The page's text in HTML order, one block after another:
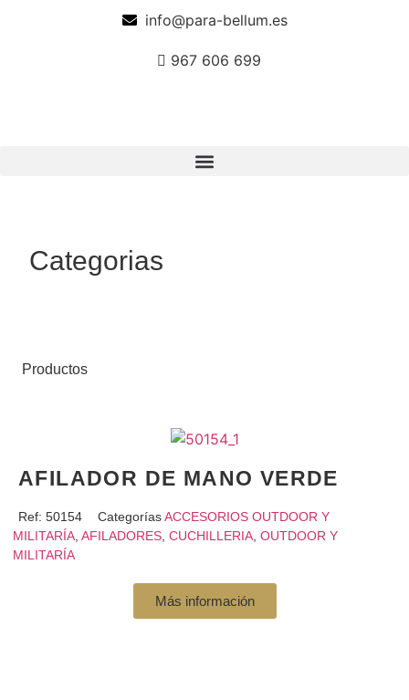
info@para-bellum.es
967 606 699
Categorias
Productos
AFILADOR DE MANO VERDE
Ref: 50154 CategoríasACCESORIOS OUTDOOR Y
MILITARÍA, AFILADORES, CUCHILLERIA, OUTDOOR Y
MILITARÍA
Más información